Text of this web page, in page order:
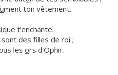
ument ton vêtement.
ique t'enchante.
sont des flles de roi ;
les ors d'Ophir.